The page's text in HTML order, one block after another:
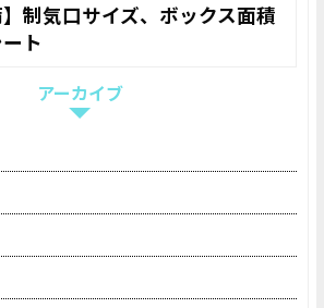
】制気口サイズ、ボックス面積
ト
アーカイブ